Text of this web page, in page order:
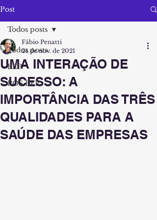
Post
Todos posts
EEP
PÓS EEP
Todos posts
UMA INTERAÇÃO DE
SUCESSO: A
IMPORTÂNCIA DAS TRÊS
QUALIDADES PARA A
SAÚDE DAS EMPRESAS
Fábio Penatti
24 de nov. de 2021